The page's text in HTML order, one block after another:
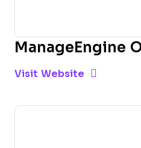
ManageEngine
Visit Website Opens